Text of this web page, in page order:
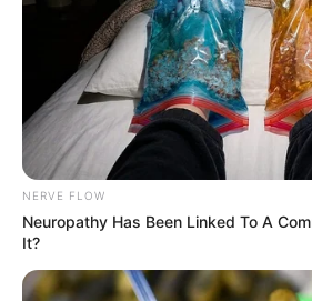
Βρισκόμαστε Στην
οικονομική άβυσσο;
NERVE FLOW
Neuropathy Has Been Linked To A
It?